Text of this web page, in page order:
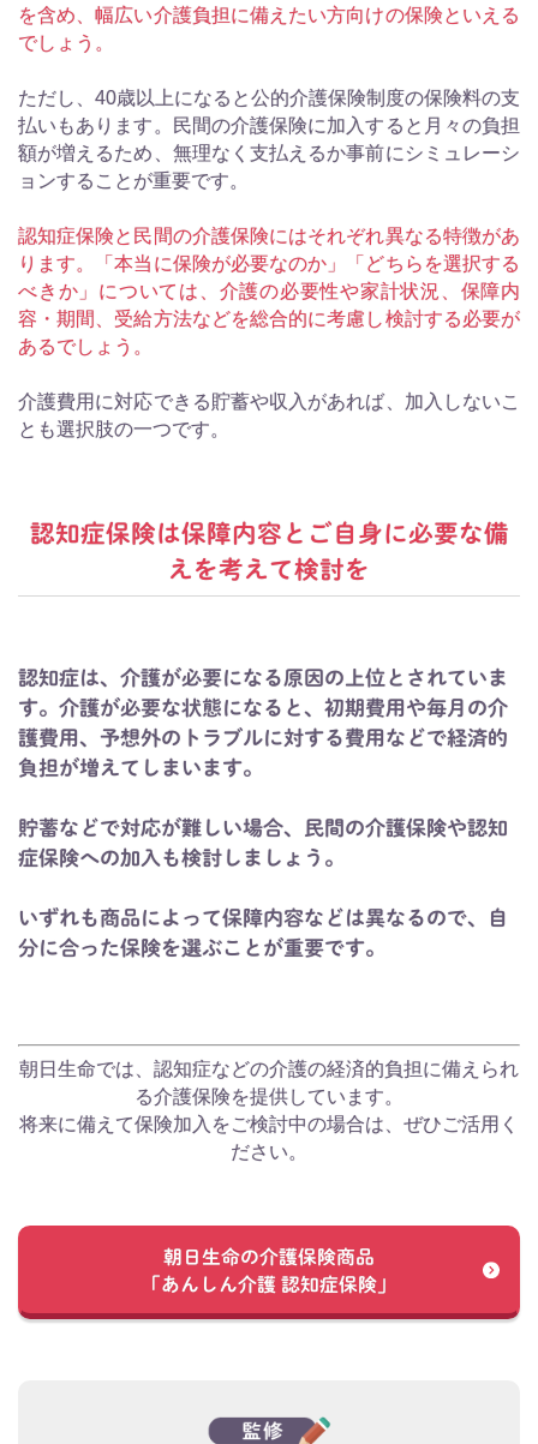
を含め、幅広い介護負担に備えたい方向けの保険といえる
でしょう。
ただし、40歳以上になると公的介護保険制度の保険料の支
払いもあります。民間の介護保険に加入すると月々の負担
額が増えるため、無理なく支払えるか事前にシミュレーシ
ョンすることが重要です。
認知症保険と民間の介護保険にはそれぞれ異なる特徴があ
ります。「本当に保険が必要なのか」「どちらを選択する
べきか」については、介護の必要性や家計状況、保障内
容・期間、受給方法などを総合的に考慮し検討する必要が
あるでしょう。
介護費用に対応できる貯蓄や収入があれば、加入しないこ
とも選択肢の一つです。
認知症保険は保障内容とご自身に必要な備
えを考えて検討を
認知症は、介護が必要になる原因の上位とされていま
す。介護が必要な状態になると、初期費用や毎月の介
護費用、予想外のトラブルに対する費用などで経済的
負担が増えてしまいます。
貯蓄などで対応が難しい場合、民間の介護保険や認知
症保険への加入も検討しましょう。
いずれも商品によって保障内容などは異なるので、自
分に合った保険を選ぶことが重要です。
朝日生命では、認知症などの介護の経済的負担に備えられ
る介護保険を提供しています。
将来に備えて保険加入をご検討中の場合は、ぜひご活用く
ださい。
朝日生命の介護保険商品
「あんしん介護 認知症保険」